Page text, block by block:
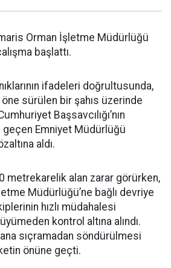
Orman İşletme Müdürlüğü
başlattı.
ifadeleri doğrultusunda,
öne sürülen bir şahıs üzerinde
Başsavcılığı’nın
geçen Emniyet Müdürlüğü
aldı.
metrekarelik alan zarar görürken,
Müdürlüğü’ne bağlı devriye
hızlı müdahalesi
kontrol altına alındı.
sıçramadan söndürülmesi
önüne geçti.